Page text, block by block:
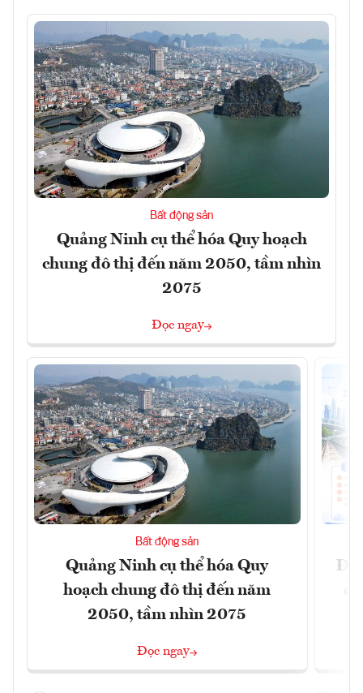
Bất động sản
Quảng Ninh cụ thể hóa Quy hoạch
chung đô thị đến năm 2050, tầm nhìn
2075
Đọc ngay
Bất động sản
Quảng Ninh cụ thể hóa Quy
hoạch chung đô thị đến năm
2050, tầm nhìn 2075
Đọc ngay